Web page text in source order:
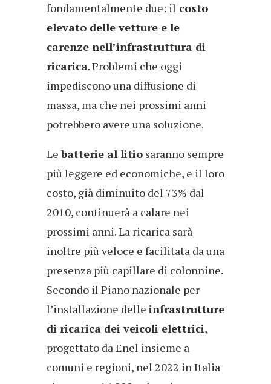
fondamentalmente due: il costo
elevato delle vetture e le
carenze nell’infrastruttura di
ricarica. Problemi che oggi
impediscono una diffusione di
massa, ma che nei prossimi anni
potrebbero avere una soluzione.
Lebatterie al litio saranno sempre
più leggere ed economiche, e il loro
costo, già diminuito del 73% dal
2010, continuerà a calare nei
prossimi anni. La ricarica sarà
inoltre più veloce e facilitata da una
presenza più capillare di colonnine.
Secondo il Piano nazionale per
l’installazione delle infrastrutture
di ricarica dei veicoli elettrici,
progettato da Enel insieme a
comuni e regioni, nel 2022 in Italia